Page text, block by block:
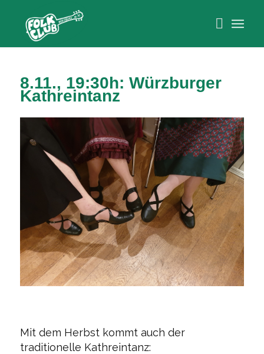
8.11., 19:30h: Würzburger
Kathreintanz
Mit dem Herbst kommt auch der
traditionelle Kathreintanz: